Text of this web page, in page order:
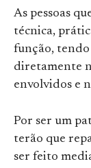
As pessoas
técnica,
função, tendo
diretamente
envolvidos e
Por ser um
terão que
ser feito